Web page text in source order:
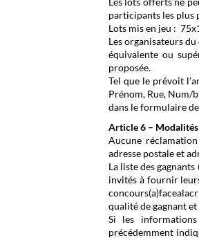
participants les plus
Lots mis en jeu :
Les organisateurs
équivalente ou
proposée.
Tel que le prévoit
Prénom, Rue, Num/
dans le formulaire
Article 6 –
Aucune
adresse postale et
La liste des
invités à fournir
qualité de gagnant
Si les
précédemment